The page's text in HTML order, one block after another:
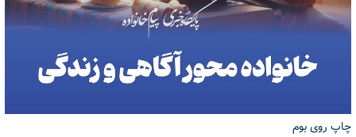
چاپ روی بوم